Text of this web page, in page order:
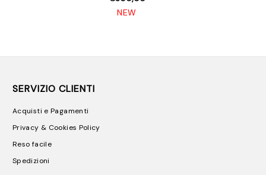
NEW
SERVIZIO CLIENTI
Acquisti e Pagamenti
Privacy & Cookies Policy
Reso facile
Spedizioni